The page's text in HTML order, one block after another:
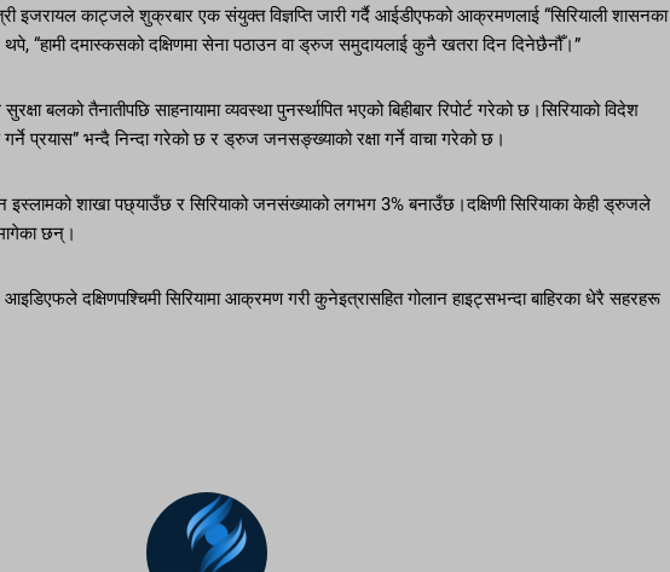
इजरायल काट्जले शुक्रबार एक संयुक्त विज्ञप्ति जारी गर्दै आईडीएफको आक्रमणलाई “सिरियाली शासनका
“हामी दमास्कसको दक्षिणमा सेना पठाउन वा ड्रुज समुदायलाई कुनै खतरा दिन दिनेछैनौँ।”
बलको तैनातीपछि साहनायामा व्यवस्था पुनर्स्थापित भएको बिहीबार रिपोर्ट गरेको छ।सिरियाको विदेश
गर्ने प्रयास” भन्दै निन्दा गरेको छ र ड्रुज जनसङ्ख्याको रक्षा गर्ने वाचा गरेको छ।
शाखा पछ्याउँछ र सिरियाको जनसंख्याको लगभग 3% बनाउँछ।दक्षिणी सिरियाका केही ड्रुजले
छन्।
दक्षिणपश्चिमी सिरियामा आक्रमण गरी कुनेइत्रासहित गोलान हाइट्सभन्दा बाहिरका धेरै सहरहरू